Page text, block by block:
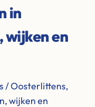
in
wijken en
/ Oosterlittens,
wijken en